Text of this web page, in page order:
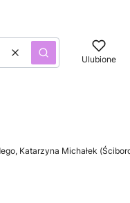
WyczyśćSzukaj Ulubione
Katarzyna Michałek